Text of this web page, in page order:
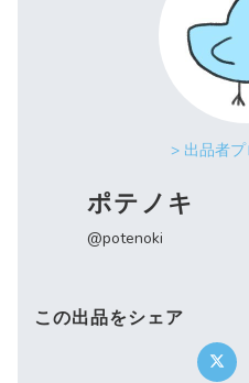
> 出品者
ポテノキ
@potenoki
この出品をシェア